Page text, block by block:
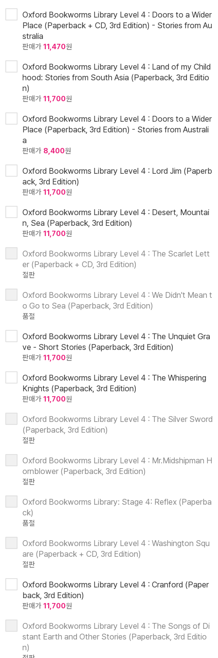
Oxford Bookworms Library Level 4 : Doors to a Wider
Place (Paperback + CD, 3rd Edition) - Stories from Au
stralia
판매가 11,470원
Oxford Bookworms Library Level 4 : Land of my Child
hood: Stories from South Asia (Paperback, 3rd Editio
n)
판매가 11,700원
Oxford Bookworms Library Level 4 : Doors to a Wider
Place (Paperback, 3rd Edition) - Stories from Australi
a
판매가 8,400원
Oxford Bookworms Library Level 4 : Lord Jim (Paperb
ack, 3rd Edition)
판매가 11,700원
Oxford Bookworms Library Level 4 : Desert, Mountai
n, Sea (Paperback, 3rd Edition)
판매가 11,700원
Oxford Bookworms Library Level 4 : The Scarlet Lett
er (Paperback + CD, 3rd Edition)
절판
Oxford Bookworms Library Level 4 : We Didn't Mean t
o Go to Sea (Paperback, 3rd Edition)
품절
Oxford Bookworms Library Level 4 : The Unquiet Gra
ve - Short Stories (Paperback, 3rd Edition)
판매가 11,700원
Oxford Bookworms Library Level 4 : The Whispering
Knights (Paperback, 3rd Edition)
판매가 11,700원
Oxford Bookworms Library Level 4 : The Silver Sword
(Paperback, 3rd Edition)
절판
Oxford Bookworms Library Level 4 : Mr.Midshipman H
ornblower (Paperback, 3rd Edition)
절판
Oxford Bookworms Library: Stage 4: Reflex (Paperba
ck)
품절
Oxford Bookworms Library Level 4 : Washington Squ
are (Paperback + CD, 3rd Edition)
절판
Oxford Bookworms Library Level 4 : Cranford (Paper
back, 3rd Edition)
판매가 11,700원
Oxford Bookworms Library Level 4 : The Songs of Di
stant Earth and Other Stories (Paperback, 3rd Editio
n)